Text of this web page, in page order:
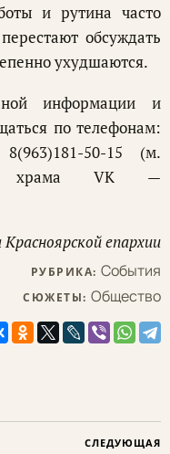
и рутина часто
обсуждать
ухудшаются.
информации и
по телефонам:
50-15 (м.
храма VK —
епархии
РУБРИКА: События
СЮЖЕТЫ: Общество
СЛЕДУЮЩАЯ